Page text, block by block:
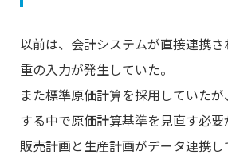
以前は、会計システムが直接連携
重の入力が発生していた。
また標準原価計算を採用していた
する中で原価計算基準を見直す必要
販売計画と生産計画がデータ連携